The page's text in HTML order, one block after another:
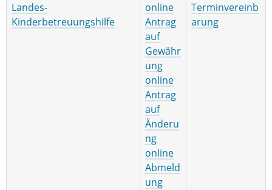
Landes-
Kinderbetreuungshilfe
online
Antrag
auf
Gewähr
ung
online
Antrag
auf
Änderu
ng
online
Abmeld
ung
Terminvereinb
arung